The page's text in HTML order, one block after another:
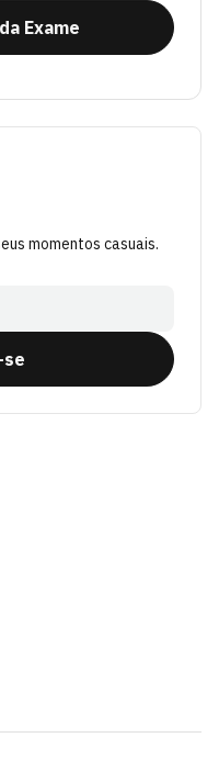
Exame
momentos casuais.